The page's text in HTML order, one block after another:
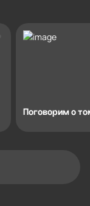
Поговорим о